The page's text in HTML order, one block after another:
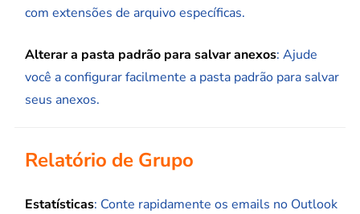
com extensões de arquivo específicas.
Alterar a pasta padrão para salvar anexos: Ajude
você a configurar facilmente a pasta padrão para salvar
seus anexos.
Relatório de Grupo
Estatísticas: Conte rapidamente os emails no Outlook